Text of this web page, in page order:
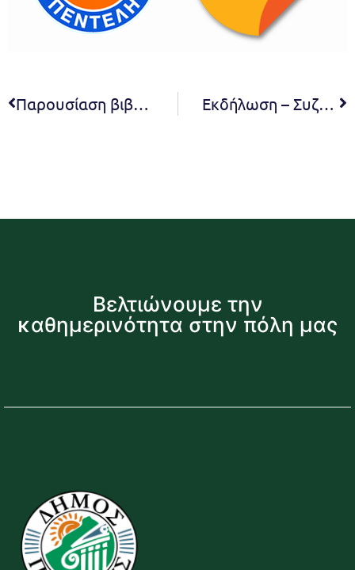
Παρουσίαση βιβλίου από τον Σύλλογο Ηπειρωτών Μελισσίων "Η Μέλισσα" Εκδήλωση – Συζήτηση Οστεοπόρωση: Πρόληψη και Θεραπεία
Βελτιώνουμε την
καθημερινότητα στην πόλη μας